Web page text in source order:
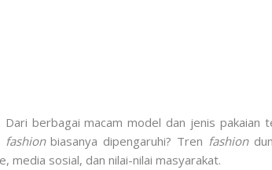
berbagai macam model dan jenis pakaian
fashionbiasanya dipengaruhi? Tren fashion
media sosial, dan nilai-nilai masyarakat.